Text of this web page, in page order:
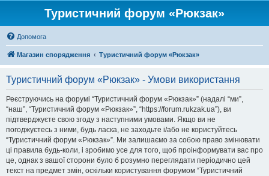
Туристичний форум «Рюкзак»
Допомога
Магазин спорядження Туристичний форум «Рюкзак»
Туристичний форум «Рюкзак» - Умови використання
Реєструючись на форумі “Туристичний форум «Рюкзак»” (надалі “ми”,
“наш”, “Туристичний форум «Рюкзак»”, “https://forum.rukzak.ua”), ви
підтверджуєте свою згоду з наступними умовами. Якщо ви не
погоджуєтесь з ними, будь ласка, не заходьте і/або не користуйтесь
“Туристичний форум «Рюкзак»”. Ми залишаємо за собою право змінювати
ці правила будь-коли, і зробимо усе для того, щоб проінформувати вас про
це, однак з вашої сторони було б розумно переглядати періодично цей
текст на предмет змін, оскільки користування форумом “Туристичний